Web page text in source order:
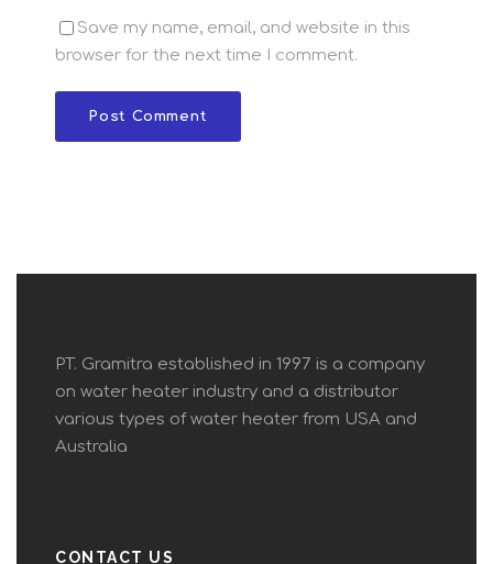
Save my name, email, and website in this
browser for the next time I comment.
PT. Gramitra established in 1997 is a company
on water heater industry and a distributor
various types of water heater from USA and
Australia
CONTACT US